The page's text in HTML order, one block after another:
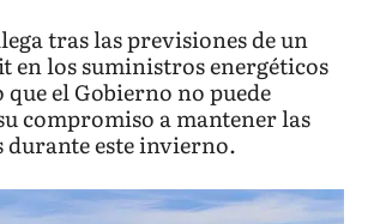
tras las previsiones de un
en los suministros energéticos
el Gobierno no puede
compromiso a mantener las
durante este invierno.